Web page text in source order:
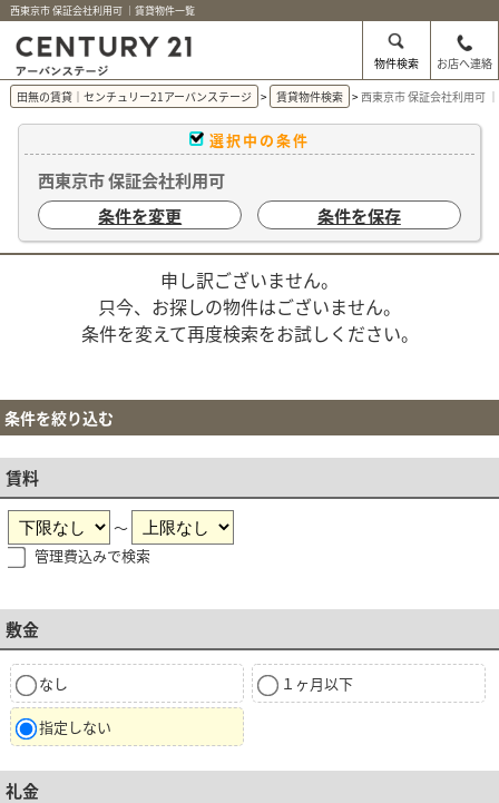
西東京市 保証会社利用可 ｜賃貸物件一覧
物件検索
お店へ連絡
田無の賃貸｜センチュリー21アーバンステージ
賃貸物件検索 西東京市 保証会社利用可
選択中の条件
西東京市 保証会社利用可
条件を変更
条件を保存
申し訳ございません。
只今、お探しの物件はございません。
条件を変えて再度検索をお試しください。
条件を絞り込む
賃料
～
管理費込みで検索
敷金
なし １ヶ月以下
指定しない
礼金